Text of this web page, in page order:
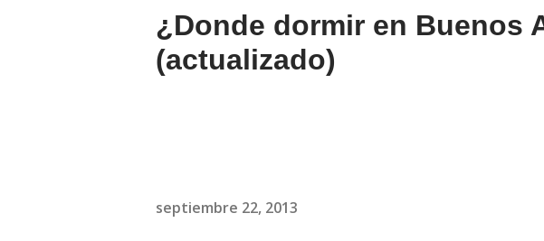
¿Donde dormir en Buenos
(actualizado)
septiembre 22, 2013